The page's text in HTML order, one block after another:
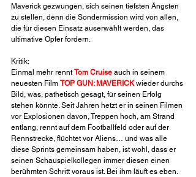
Maverick gezwungen, sich seinen tiefsten Ängsten
zu stellen, denn die Sondermission wird von allen,
die für diesen Einsatz auserwählt werden, das
ultimative Opfer fordern.
Kritik:
Einmal mehr rennt Tom Cruise auch in seinem
neuesten Film TOP GUN: MAVERICK wieder durchs
Bild, was, pathetisch gesagt, für seinen Erfolg
stehen könnte. Seit Jahren hetzt er in seinen Filmen
vor Explosionen davon, Treppen hoch, am Strand
entlang, rennt auf dem Footballfeld oder auf der
Rennstrecke, flüchtet vor Aliens… und was alle
diese Sprints gemeinsam haben, ist wohl, dass er
seinen Schauspielkollegen immer diesen einen
berühmten Schritt voraus ist. Bei ihm läuft es eben.